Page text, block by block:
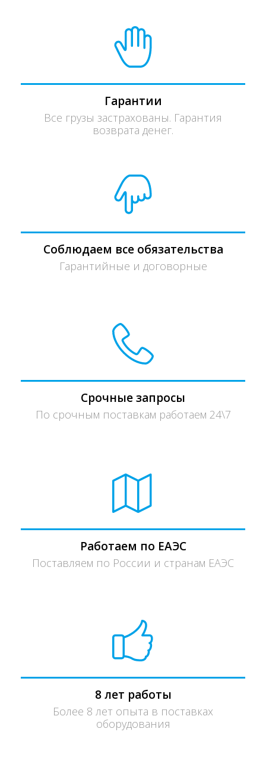
Гарантии
Все грузы застрахованы. Гарантия
возврата денег.
Соблюдаем все обязательства
Гарантийные и договорные
Срочные запросы
По срочным поставкам работаем 24\7
Работаем по ЕАЭС
Поставляем по России и странам ЕАЭС
8 лет работы
Более 8 лет опыта в поставках
оборудования